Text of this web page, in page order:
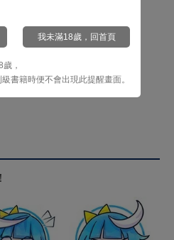
我未滿18歲，回首頁
，
書籍時便不會出現此提醒畫面。